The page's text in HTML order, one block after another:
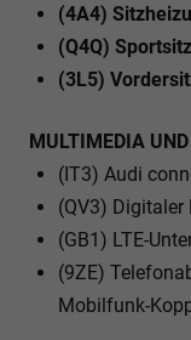
(4A4)
(Q4Q)
(3L5)
MULTIMEDIA
(IT3) Audi
(QV3)
(GB1) LTE-
(9ZE)
Mobilfunk-